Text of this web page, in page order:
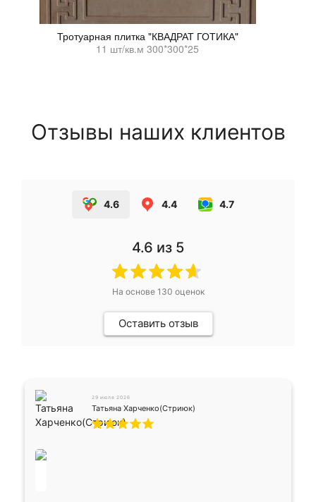
Тротуарная плитка "КВАДРАТ ГОТИКА"
11 шт/кв.м 300*300*25
Отзывы наших клиентов
4.6 4.4 4.7
4.6 из 5
На основе 130 оценок
Оставить отзыв
29 июля 2026
Татьяна Харченко(Стриюк)